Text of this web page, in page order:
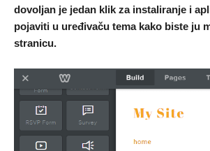
dovoljan je jedan klik za instaliranje i
pojaviti u uređivaču tema kako biste ju
stranicu.